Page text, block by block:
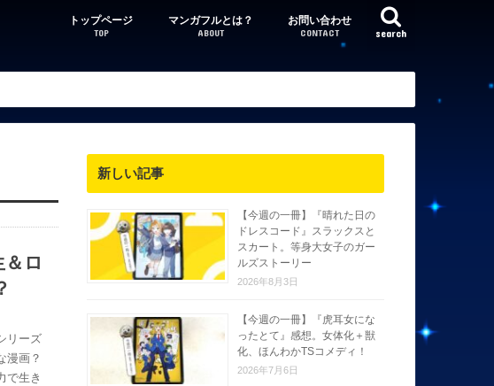
search
トップページ
TOP
マンガフルとは？
ABOUT
お問い合わせ
CONTACT
ロ
リーズ
漫画？
で生き
新しい記事
【今週の一冊】『晴れた日の
ドレスコード』スラックスと
スカート。等身大女子のガー
ルズストーリー
2026年8月3日
【今週の一冊】『虎耳女にな
ったとて』感想。女体化＋獣
化、ほんわかTSコメディ！
2026年7月6日